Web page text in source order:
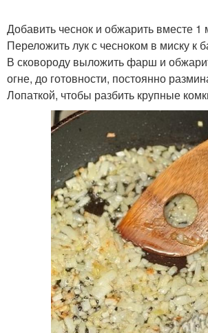
Добавить чеснок и обжарить вместе 1
Переложить лук с чесноком в миску к
В сковороду выложить фарш и
огне, до готовности, постоянно
Лопаткой, чтобы разбить крупные